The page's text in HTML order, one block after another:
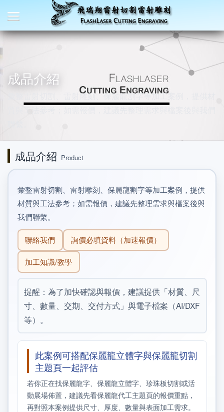
成品介紹
彙整雷射切割、雷射雕刻、保麗龍割字等加工案例，提供材
成品介紹 Product
彙整雷射切割、雷射雕刻、保麗龍割字等加工案例，提供
材質與工法參考；如需報價，建議先整理需求與檔案後與
我們聯繫。
聯絡我們 詢價必填資料（加速報價）
加工知識/教學
提醒：為了加快確認與報價，建議提供「材質、尺
寸、數量、交期、交付方式」與電子檔案（AI/DXF
等）。
此案例可搭配保麗龍立體字與保麗龍切割
主題頁一起評估
若你正在找保麗龍字、保麗龍立體字、珍珠板切割或活
動展場佈置，建議先看保麗龍代工主題頁的報價重點，
再對照本案例提供尺寸、厚度、數量與表面加工需求。